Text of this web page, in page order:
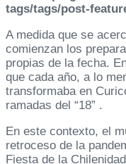
tags/tags/post-
A medida que se
comienzan los
propias de la fecha.
que cada año, a lo
transformaba en
ramadas del “18” .
En este contexto, el
retroceso de la
Fiesta de la